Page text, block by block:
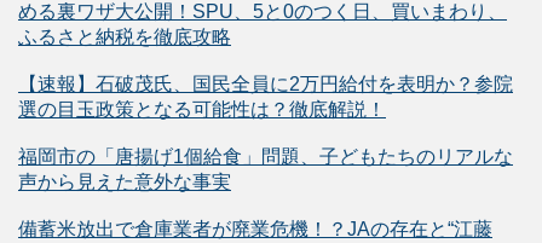
める裏ワザ大公開！SPU、5と0のつく日、買いまわり、
ふるさと納税を徹底攻略
【速報】石破茂氏、国民全員に2万円給付を表明か？参院
選の目玉政策となる可能性は？徹底解説！
福岡市の「唐揚げ1個給食」問題、子どもたちのリアルな
声から見えた意外な事実
備蓄米放出で倉庫業者が廃業危機！？JAの存在と“江藤